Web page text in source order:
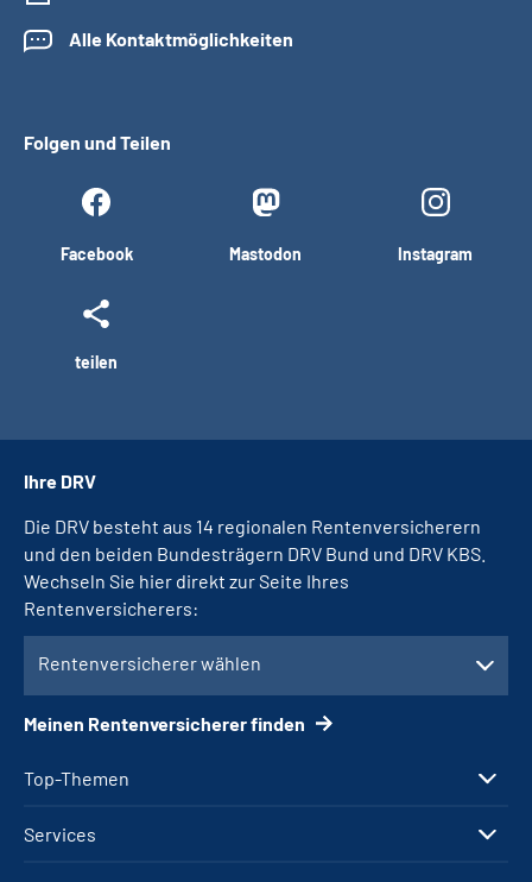
Alle Kontaktmöglichkeiten
Folgen und Teilen
Facebook Mastodon Instagram
teilen
Top-Themen
Services
Ihre DRV
Die DRV besteht aus 14 regionalen Rentenversicherern
und den beiden Bundesträgern DRV Bund und DRV KBS.
Wechseln Sie hier direkt zur Seite Ihres
Rentenversicherers:
Rentenversicherer wählen
Meinen Rentenversicherer finden